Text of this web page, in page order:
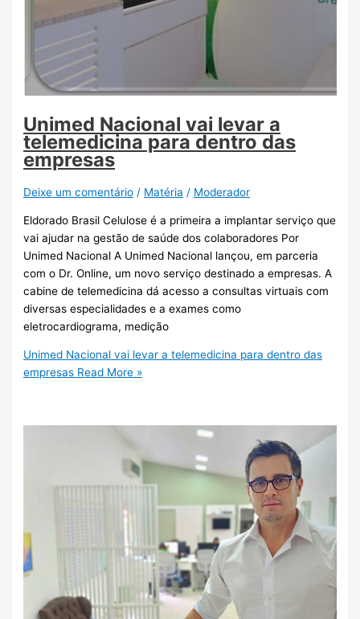
Unimed Nacional vai levar a
telemedicina para dentro das
empresas
Deixe um comentário / Matéria / Moderador
Eldorado Brasil Celulose é a primeira a implantar serviço que
vai ajudar na gestão de saúde dos colaboradores Por
Unimed Nacional A Unimed Nacional lançou, em parceria
com o Dr. Online, um novo serviço destinado a empresas. A
cabine de telemedicina dá acesso a consultas virtuais com
diversas especialidades e a exames como
eletrocardiograma, medição
Unimed Nacional vai levar a telemedicina para dentro das
empresas Read More »